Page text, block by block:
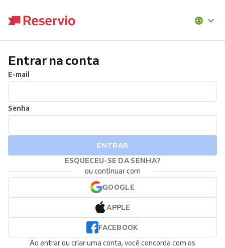
Entrar na conta
E-mail
Senha
ENTRAR
ESQUECEU-SE DA SENHA?
ou continuar com
GOOGLE
APPLE
FACEBOOK
Ao entrar ou criar uma conta, você concorda com os